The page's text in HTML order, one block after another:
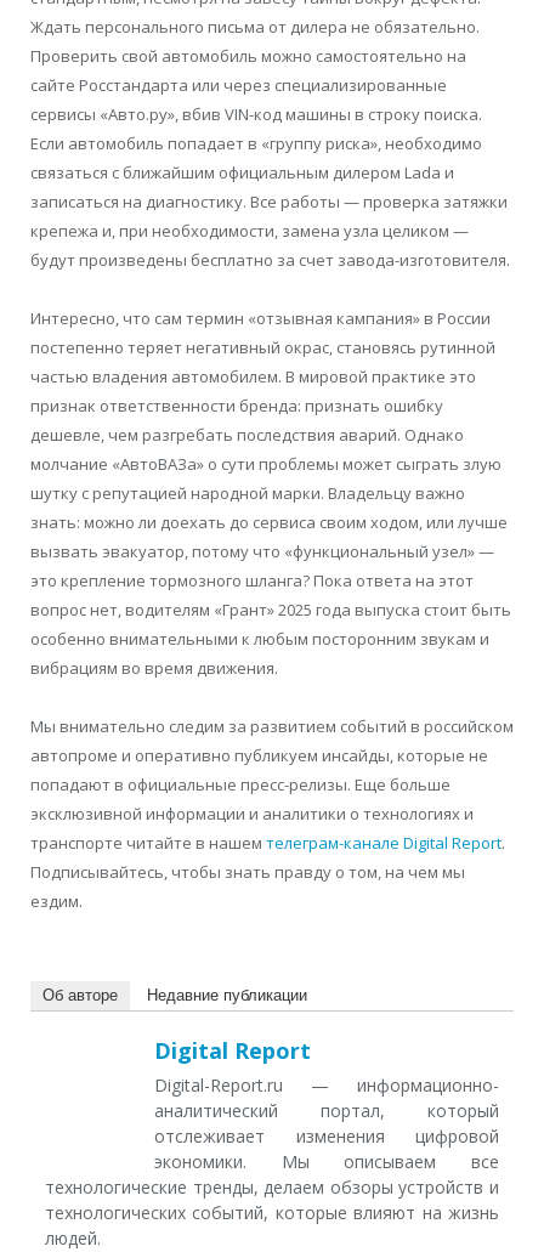
Ждать персонального письма от дилера не обязательно.
Проверить свой автомобиль можно самостоятельно на
сайте Росстандарта или через специализированные
сервисы «Авто.ру», вбив VIN-код машины в строку поиска.
Если автомобиль попадает в «группу риска», необходимо
связаться с ближайшим официальным дилером Lada и
записаться на диагностику. Все работы — проверка затяжки
крепежа и, при необходимости, замена узла целиком —
будут произведены бесплатно за счет завода-изготовителя.
Интересно, что сам термин «отзывная кампания» в России
постепенно теряет негативный окрас, становясь рутинной
частью владения автомобилем. В мировой практике это
признак ответственности бренда: признать ошибку
дешевле, чем разгребать последствия аварий. Однако
молчание «АвтоВАЗа» о сути проблемы может сыграть злую
шутку с репутацией народной марки. Владельцу важно
знать: можно ли доехать до сервиса своим ходом, или лучше
вызвать эвакуатор, потому что «функциональный узел» —
это крепление тормозного шланга? Пока ответа на этот
вопрос нет, водителям «Грант» 2025 года выпуска стоит быть
особенно внимательными к любым посторонним звукам и
вибрациям во время движения.
Мы внимательно следим за развитием событий в российском
автопроме и оперативно публикуем инсайды, которые не
попадают в официальные пресс-релизы. Еще больше
эксклюзивной информации и аналитики о технологиях и
транспорте читайте в нашем телеграм-канале Digital Report.
Подписывайтесь, чтобы знать правду о том, на чем мы
ездим.
Об авторе Недавние публикации
Digital Report
Digital-Report.ru — информационно-
аналитический портал, который
отслеживает изменения цифровой
экономики. Мы описываем все
технологические тренды, делаем обзоры устройств и
технологических событий, которые влияют на жизнь
людей.